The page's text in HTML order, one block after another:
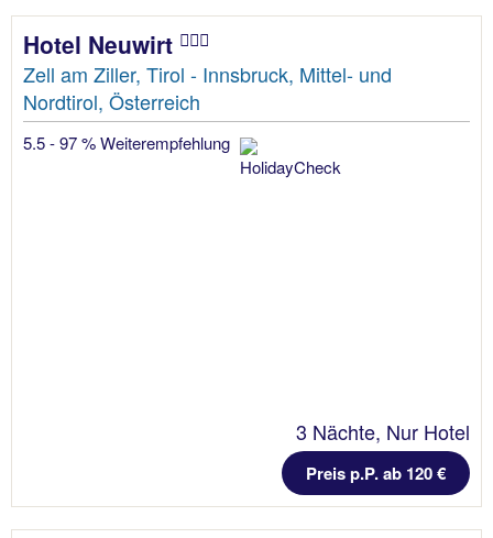
Hotel Neuwirt
Zell am Ziller, Tirol - Innsbruck, Mittel- und
Nordtirol, Österreich
5.5 - 97 % Weiterempfehlung
3 Nächte, Nur Hotel
Preis p.P. ab 120 €